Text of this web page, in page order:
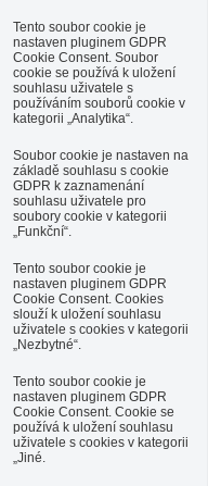
Tento soubor cookie je
nastaven pluginem GDPR
Cookie Consent. Soubor
cookie se používá k uložení
souhlasu uživatele s
používáním souborů cookie v
kategorii „Analytika“.
Soubor cookie je nastaven na
základě souhlasu s cookie
GDPR k zaznamenání
souhlasu uživatele pro
soubory cookie v kategorii
„Funkční“.
Tento soubor cookie je
nastaven pluginem GDPR
Cookie Consent. Cookies
slouží k uložení souhlasu
uživatele s cookies v kategorii
„Nezbytné“.
Tento soubor cookie je
nastaven pluginem GDPR
Cookie Consent. Cookie se
používá k uložení souhlasu
uživatele s cookies v kategorii
„Jiné.